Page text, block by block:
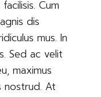
Cum
dis
mus. In
Sed ac velit
maximus
nostrud. At